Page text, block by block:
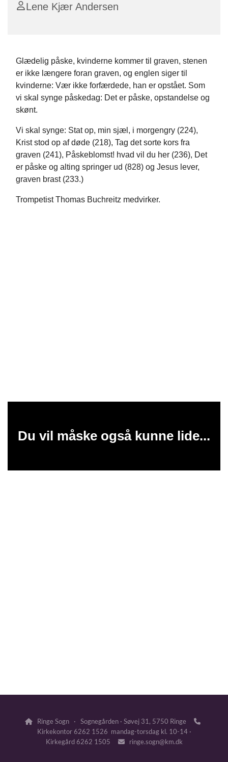
Lene Kjær Andersen
Glædelig påske, kvinderne kommer til graven, stenen
er ikke længere foran graven, og englen siger til
kvinderne: Vær ikke forfærdede, han er opstået. Som
vi skal synge påskedag: Det er påske, opstandelse og
skønt.
Vi skal synge: Stat op, min sjæl, i morgengry (224),
Krist stod op af døde (218), Tag det sorte kors fra
graven (241), Påskeblomst! hvad vil du her (236), Det
er påske og alting springer ud (828) og Jesus lever,
graven brast (233.)
Trompetist Thomas Buchreitz medvirker.
Du vil måske også kunne lide...
Ringe Sogn · Sognegården · Søvej 31, 5750 Ringe 
Kirkekontor 6262 1526 mandag-torsdag kl. 10-14 ·
Kirkegård 6262 1505
ringe.sogn@km.dk